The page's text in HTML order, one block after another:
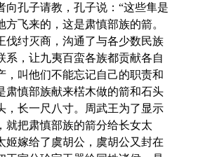
向孔子请教，孔子说：“这些隼是
方飞来的，这是肃慎部族的箭。
伐纣灭商，沟通了与各少数民族
系，让九夷百蛮各族都贡献各自
，叫他们不能忘记自己的职责和
肃慎部族献来楛木做的箭和石头
，长一尺八寸。周武王为了显示
就把肃慎部族的箭分给长女太
姬嫁给了虞胡公，虞胡公又封在